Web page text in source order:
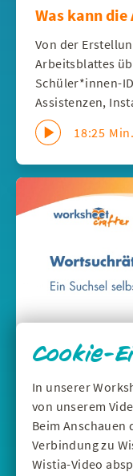
Cookie-
In unserer
von unserem
Beim Anschauen
Verbindung zu
Wistia-Video
Was kann die
Von der
Arbeitsblattes
Schüler*innen-
Assistenzen,
18:25 Min.
DEUTSCH |
im
Mit dem